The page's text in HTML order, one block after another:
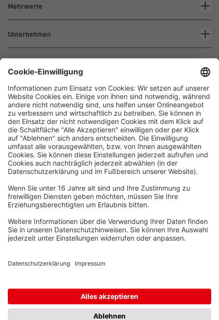
Mehrwerte
Unternehmen
Waskönig+Walter
Kabel-Werk GmbH u. Co. KG
Ostermoorstraße 77
26683 Saterland
Fax +49 4498 88-900
info[att]waskoenig.de
Folgen Sie uns: